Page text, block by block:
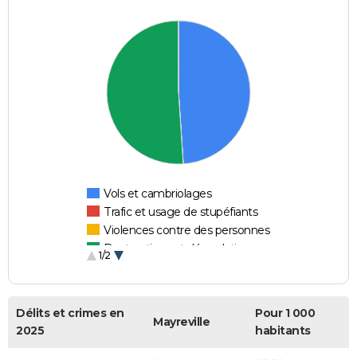
Vols et cambriolages
Trafic et usage de stupéfiants
Violences contre des personnes
Destructions et dégradations
1/2
Délits et crimes en
2025
Mayreville
Pour 1 000
habitants